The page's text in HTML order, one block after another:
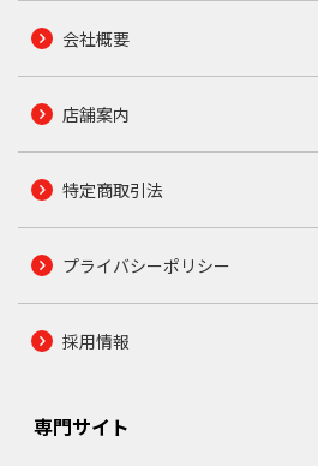
会社概要
店舗案内
特定商取引法
プライバシーポリシー
採用情報
専門サイト